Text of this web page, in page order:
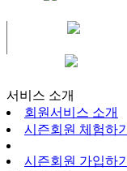
서비스 소개
회원서비스 소개
시즌회원 체험하기
시즌회원 가입하기